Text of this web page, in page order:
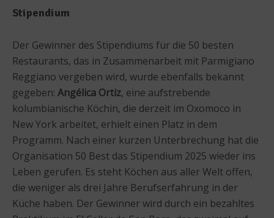
Stipendium
Der Gewinner des Stipendiums für die 50 besten
Restaurants, das in Zusammenarbeit mit Parmigiano
Reggiano vergeben wird, wurde ebenfalls bekannt
gegeben: Angélica Ortiz, eine aufstrebende
kolumbianische Köchin, die derzeit im Oxomoco in
New York arbeitet, erhielt einen Platz in dem
Programm. Nach einer kurzen Unterbrechung hat die
Organisation 50 Best das Stipendium 2025 wieder ins
Leben gerufen. Es steht Köchen aus aller Welt offen,
die weniger als drei Jahre Berufserfahrung in der
Küche haben. Der Gewinner wird durch ein bezahltes